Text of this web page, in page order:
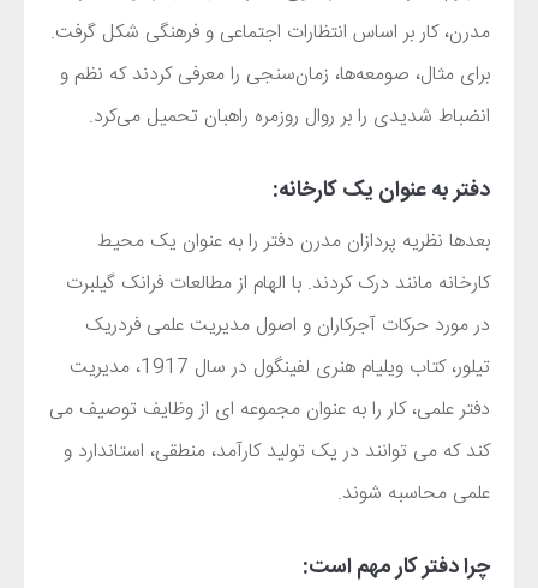
مدرن، کار بر اساس انتظارات اجتماعی و فرهنگی شکل گرفت.
برای مثال، صومعه‌ها، زمان‌سنجی را معرفی کردند که نظم و
انضباط شدیدی را بر روال روزمره راهبان تحمیل می‌کرد.
دفتر به عنوان یک کارخانه:
بعدها نظریه پردازان مدرن دفتر را به عنوان یک محیط
کارخانه مانند درک کردند. با الهام از مطالعات فرانک گیلبرت
در مورد حرکات آجرکاران و اصول مدیریت علمی فردریک
تیلور، کتاب ویلیام هنری لفینگول در سال 1917، مدیریت
دفتر علمی، کار را به عنوان مجموعه ای از وظایف توصیف می
کند که می توانند در یک تولید کارآمد، منطقی، استاندارد و
علمی محاسبه شوند.
چرا دفتر کار مهم است: